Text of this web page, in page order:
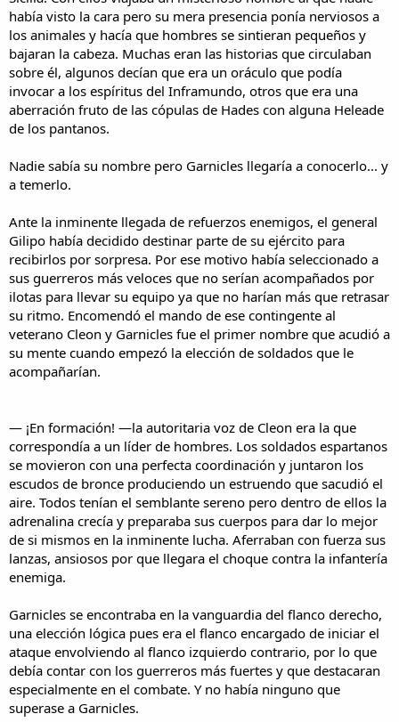
había visto la cara pero su mera presencia ponía nerviosos a
los animales y hacía que hombres se sintieran pequeños y
bajaran la cabeza. Muchas eran las historias que circulaban
sobre él, algunos decían que era un oráculo que podía
invocar a los espíritus del Inframundo, otros que era una
aberración fruto de las cópulas de Hades con alguna Heleade
de los pantanos.
Nadie sabía su nombre pero Garnicles llegaría a conocerlo... y
a temerlo.
Ante la inminente llegada de refuerzos enemigos, el general
Gilipo había decidido destinar parte de su ejército para
recibirlos por sorpresa. Por ese motivo había seleccionado a
sus guerreros más veloces que no serían acompañados por
ilotas para llevar su equipo ya que no harían más que retrasar
su ritmo. Encomendó el mando de ese contingente al
veterano Cleon y Garnicles fue el primer nombre que acudió a
su mente cuando empezó la elección de soldados que le
acompañarían.
— ¡En formación! —la autoritaria voz de Cleon era la que
correspondía a un líder de hombres. Los soldados espartanos
se movieron con una perfecta coordinación y juntaron los
escudos de bronce produciendo un estruendo que sacudió el
aire. Todos tenían el semblante sereno pero dentro de ellos la
adrenalina crecía y preparaba sus cuerpos para dar lo mejor
de si mismos en la inminente lucha. Aferraban con fuerza sus
lanzas, ansiosos por que llegara el choque contra la infantería
enemiga.
Garnicles se encontraba en la vanguardia del flanco derecho,
una elección lógica pues era el flanco encargado de iniciar el
ataque envolviendo al flanco izquierdo contrario, por lo que
debía contar con los guerreros más fuertes y que destacaran
especialmente en el combate. Y no había ninguno que
superase a Garnicles.